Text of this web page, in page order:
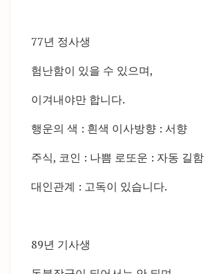
77년 정사생
험난함이 있을 수 있으며,
이겨내야만 합니다.
행운의 색 : 흰색 이사방향 : 서향
주식, 코인 : 나쁨 로또운 : 자동 길함
대인관계 : 고독이 있습니다.
89년 기사생